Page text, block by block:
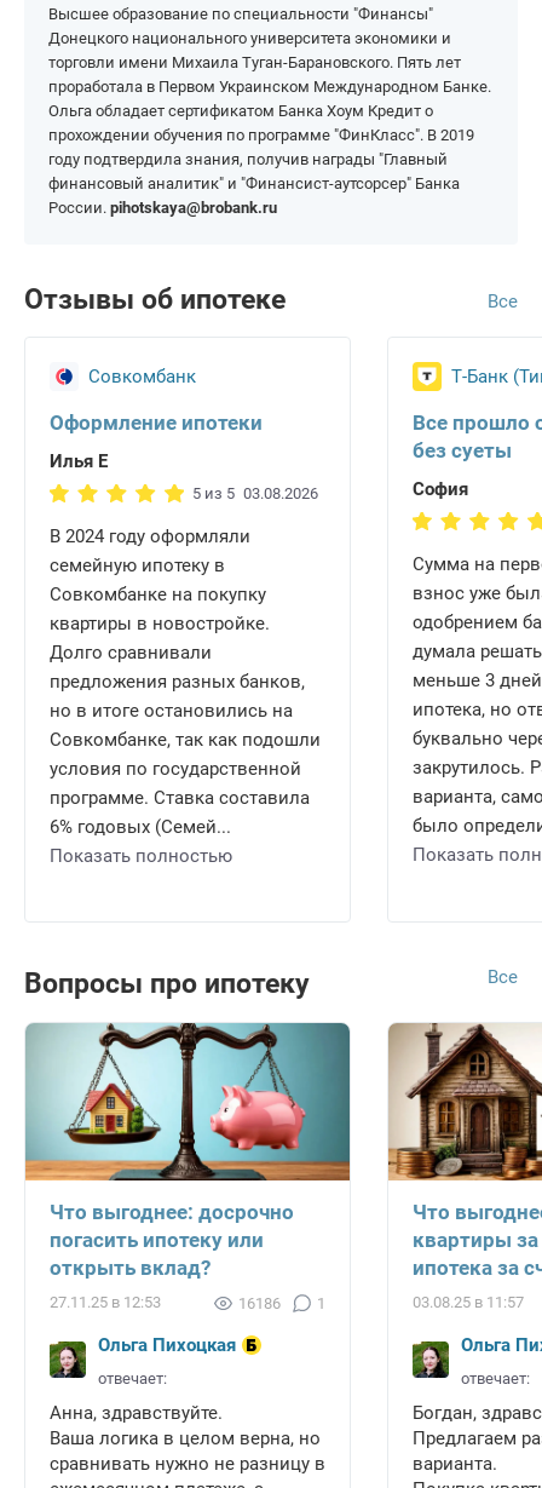
Высшее образование по специальности "Финансы"
Донецкого национального университета экономики и
торговли имени Михаила Туган-Барановского. Пять лет
проработала в Первом Украинском Международном Банке.
Ольга обладает сертификатом Банка Хоум Кредит о
прохождении обучения по программе "ФинКласс". В 2019
году подтвердила знания, получив награды "Главный
финансовый аналитик" и "Финансист-аутсорсер" Банка
России. pihotskaya@brobank.ru
Отзывы об ипотеке Все
Совкомбанк
Оформление ипотеки
Илья Е
5 из 5 03.08.2026
В 2024 году оформляли
семейную ипотеку в
Совкомбанке на покупку
квартиры в новостройке.
Долго сравнивали
предложения разных банков,
но в итоге остановились на
Совкомбанке, так как подошли
условия по государственной
программе. Ставка составила
6% годовых (Семей...
Показать полностью
Т-Банк
Все прошло
без суеты
София
Сумма на
взнос уже
одобрением
думала
меньше 3
ипотека, но
буквально
закрутилось.
варианта,
было
Показать
Вопросы про ипотеку Все
Что выгоднее: досрочно
погасить ипотеку или
открыть вклад?
27.11.25 в 12:53 16186 1
Ольга Пихоцкая
отвечает:
Анна, здравствуйте.
Ваша логика в целом верна, но
сравнивать нужно не разницу в
Что
квартиры
ипотека за
03.08.25 в 11:57
Ольга
отвечает:
Богдан,
Предлагаем
варианта.